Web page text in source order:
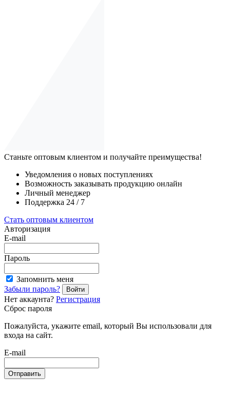
Станьте оптовым клиентом и получайте преимущества!
Уведомления о новых поступлениях
Возможность заказывать продукцию онлайн
Личный менеджер
Поддержка 24 / 7
Стать оптовым клиентом
Авторизация
E-mail
Пароль
Запомнить меня
Забыли пароль?
Войти
Нет аккаунта? Регистрация
Сброс пароля
Пожалуйста, укажите email, который Вы использовали для
входа на сайт.
E-mail
Отправить